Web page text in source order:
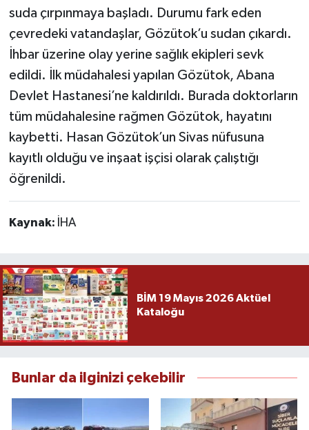
suda çırpınmaya başladı. Durumu fark eden
çevredeki vatandaşlar, Gözütok’u sudan çıkardı.
İhbar üzerine olay yerine sağlık ekipleri sevk
edildi. İlk müdahalesi yapılan Gözütok, Abana
Devlet Hastanesi’ne kaldırıldı. Burada doktorların
tüm müdahalesine rağmen Gözütok, hayatını
kaybetti. Hasan Gözütok’un Sivas nüfusuna
kayıtlı olduğu ve inşaat işçisi olarak çalıştığı
öğrenildi.
Kaynak: İHA
BİM 19 Mayıs 2026 Aktüel
Kataloğu
Bunlar da ilginizi çekebilir